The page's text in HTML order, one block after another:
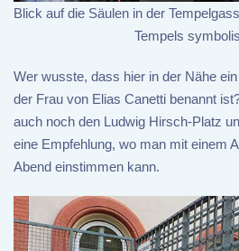
Blick auf die Säulen in der
Tempels
Wer wusste, dass hier in der Nähe
der Frau von Elias Canetti benannt
auch noch den Ludwig Hirsch-Platz
eine Empfehlung, wo man mit einem
Abend einstimmen kann.